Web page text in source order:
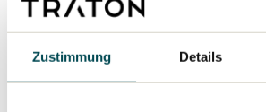
Zustimmung Details
profitieren. Im Mittelpunkt steht
modularer Komponenten, die bei
Marken eingesetzt werden
gleichen Technologie soll